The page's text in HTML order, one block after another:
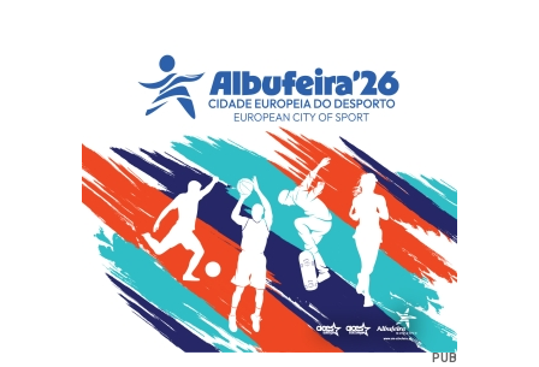
PUB